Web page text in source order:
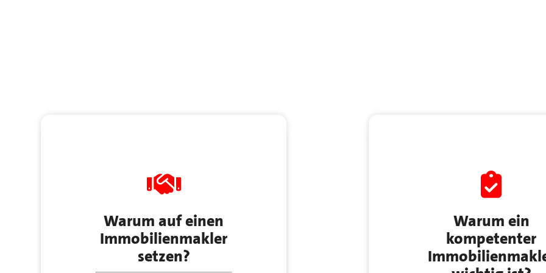
Warum auf einen
Immobilienmakler
setzen?
Warum ein
kompetenter